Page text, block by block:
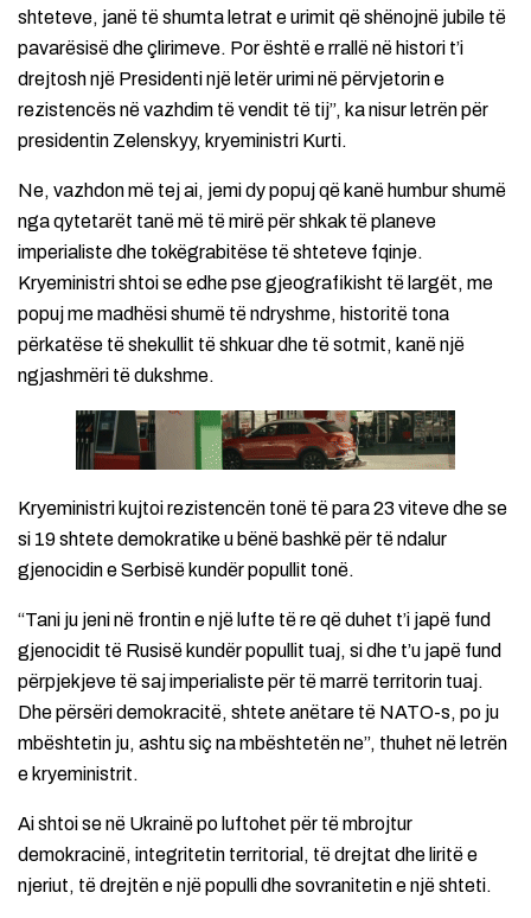
shteteve, janë të shumta letrat e urimit që shënojnë jubile të
pavarësisë dhe çlirimeve. Por është e rrallë në histori t’i
drejtosh një Presidenti një letër urimi në përvjetorin e
rezistencës në vazhdim të vendit të tij”, ka nisur letrën për
presidentin Zelenskyy, kryeministri Kurti.
Ne, vazhdon më tej ai, jemi dy popuj që kanë humbur shumë
nga qytetarët tanë më të mirë për shkak të planeve
imperialiste dhe tokëgrabitëse të shteteve fqinje.
Kryeministri shtoi se edhe pse gjeografikisht të largët, me
popuj me madhësi shumë të ndryshme, historitë tona
përkatëse të shekullit të shkuar dhe të sotmit, kanë një
ngjashmëri të dukshme.
Kryeministri kujtoi rezistencën tonë të para 23 viteve dhe se
si 19 shtete demokratike u bënë bashkë për të ndalur
gjenocidin e Serbisë kundër popullit tonë.
“Tani ju jeni në frontin e një lufte të re që duhet t’i japë fund
gjenocidit të Rusisë kundër popullit tuaj, si dhe t’u japë fund
përpjekjeve të saj imperialiste për të marrë territorin tuaj.
Dhe përsëri demokracitë, shtete anëtare të NATO-s, po ju
mbështetin ju, ashtu siç na mbështetën ne”, thuhet në letrën
e kryeministrit.
Ai shtoi se në Ukrainë po luftohet për të mbrojtur
demokracinë, integritetin territorial, të drejtat dhe liritë e
njeriut, të drejtën e një populli dhe sovranitetin e një shteti.